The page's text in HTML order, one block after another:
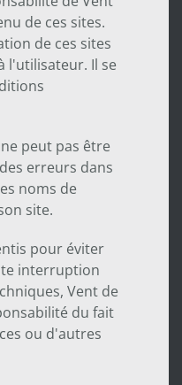
de ces sites.
de ces sites
l'utilisateur. Il se
peut pas être
erreurs dans
noms de
site.
pour éviter
interruption
Vent de
du fait
ou d'autres